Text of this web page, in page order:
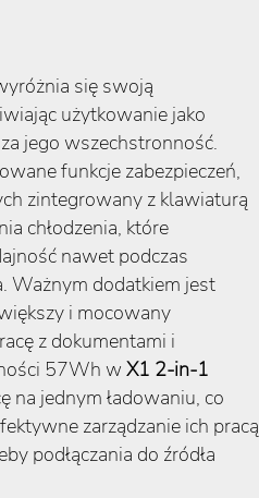
się swoją
użytkowanie jako
jego wszechstronność.
funkcje zabezpieczeń,
zintegrowany z klawiaturą
chłodzenia, które
nawet podczas
Ważnym dodatkiem jest
i mocowany
z dokumentami i
57Wh w X1 2-in-1
na jednym ładowaniu, co
zarządzanie ich pracą
podłączania do źródła